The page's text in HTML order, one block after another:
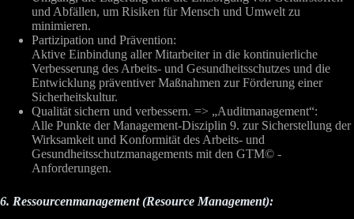
und Abfällen, um Risiken für Mensch und Umwelt zu
minimieren.
Partizipation und Prävention:
Aktive Einbindung aller Mitarbeiter in die kontinuierliche
Verbesserung des Arbeits- und Gesundheitsschutzes und die
Entwicklung präventiver Maßnahmen zur Förderung einer
Sicherheitskultur.
Qualität sichern und verbessern. => „Auditmanagement“:
Alle Punkte der Management-Disziplin 9. zur Sicherstellung der
Wirksamkeit und Konformität des Arbeits- und
Gesundheitsschutzmanagements mit den GTM© -
Anforderungen.
6. Ressourcenmanagement (Resource Management):